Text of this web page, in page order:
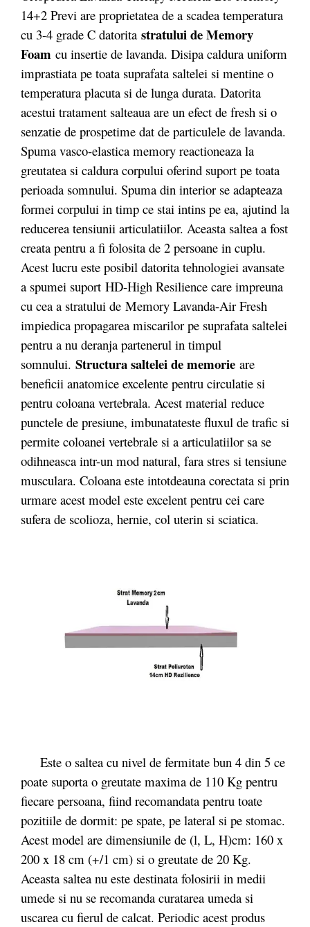
14+2 Previ are proprietatea de a scadea temperatura
cu 3-4 grade C datorita stratului de Memory
Foam cu insertie de lavanda. Disipa caldura uniform
imprastiata pe toata suprafata saltelei si mentine o
temperatura placuta si de lunga durata. Datorita
acestui tratament salteaua are un efect de fresh si o
senzatie de prospetime dat de particulele de lavanda.
Spuma vasco-elastica memory reactioneaza la
greutatea si caldura corpului oferind suport pe toata
perioada somnului. Spuma din interior se adapteaza
formei corpului in timp ce stai intins pe ea, ajutind la
reducerea tensiunii articulatiilor. Aceasta saltea a fost
creata pentru a fi folosita de 2 persoane in cuplu.
Acest lucru este posibil datorita tehnologiei avansate
a spumei suport HD-High Resilience care impreuna
cu cea a stratului de Memory Lavanda-Air Fresh
impiedica propagarea miscarilor pe suprafata saltelei
pentru a nu deranja partenerul in timpul
somnului. Structura saltelei de memorie are
beneficii anatomice excelente pentru circulatie si
pentru coloana vertebrala. Acest material reduce
punctele de presiune, imbunatateste fluxul de trafic si
permite coloanei vertebrale si a articulatiilor sa se
odihneasca intr-un mod natural, fara stres si tensiune
musculara. Coloana este intotdeauna corectata si prin
urmare acest model este excelent pentru cei care
sufera de scolioza, hernie, col uterin si sciatica.
Este o saltea cu nivel de fermitate bun 4 din 5 ce
poate suporta o greutate maxima de 110 Kg pentru
fiecare persoana, fiind recomandata pentru toate
pozitiile de dormit: pe spate, pe lateral si pe stomac.
Acest model are dimensiunile de (l, L, H)cm: 160 x
200 x 18 cm (+/1 cm) si o greutate de 20 Kg.
Aceasta saltea nu este destinata folosirii in medii
umede si nu se recomanda curatarea umeda si
uscarea cu fierul de calcat. Periodic acest produs